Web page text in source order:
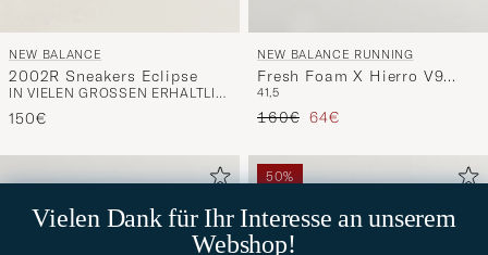
NEW BALANCE
2002R Sneakers Eclipse
IN VIELEN GRÖSSEN ERHÄLTLICH
150€
NEW BALANCE RUNNING
Fresh Foam X Hierro V9
Black
41,5
Regulärer Preis
160€ Reduzierter Preis
64€
50%
Vielen Dank für Ihr Interesse an unserem
Webshop!